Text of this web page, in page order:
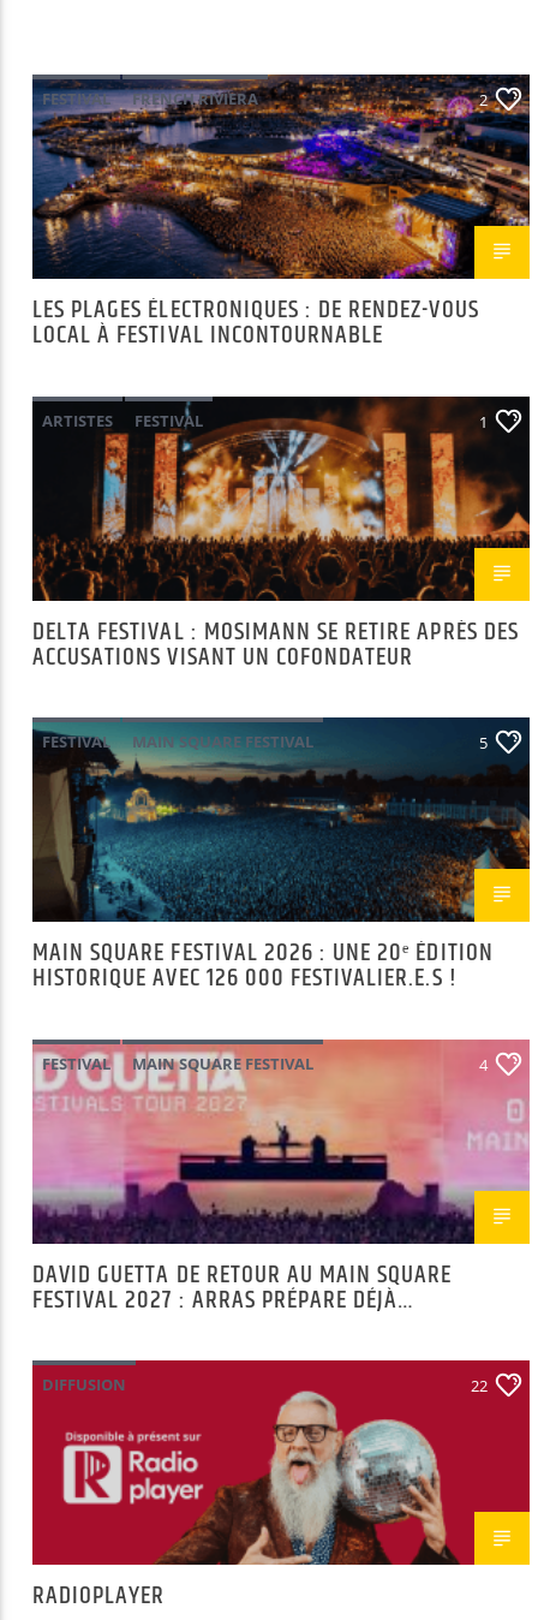
FESTIVAL
FRENCH RIVIERA
LES PLAGES ÉLECTRONIQUES
2
LES PLAGES ÉLECTRONIQUES : DE RENDEZ-VOUS
LOCAL À FESTIVAL INCONTOURNABLE
ARTISTES FESTIVAL 1
DELTA FESTIVAL : MOSIMANN SE RETIRE APRÈS DES
ACCUSATIONS VISANT UN COFONDATEUR
FESTIVAL MAIN SQUARE FESTIVAL 5
MAIN SQUARE FESTIVAL 2026 : UNE 20ᵉ ÉDITION
HISTORIQUE AVEC 126 000 FESTIVALIER.E.S !
FESTIVAL MAIN SQUARE FESTIVAL 4
DAVID GUETTA DE RETOUR AU MAIN SQUARE
FESTIVAL 2027 : ARRAS PRÉPARE DÉJÀ
DIFFUSION 22
RADIOPLAYER